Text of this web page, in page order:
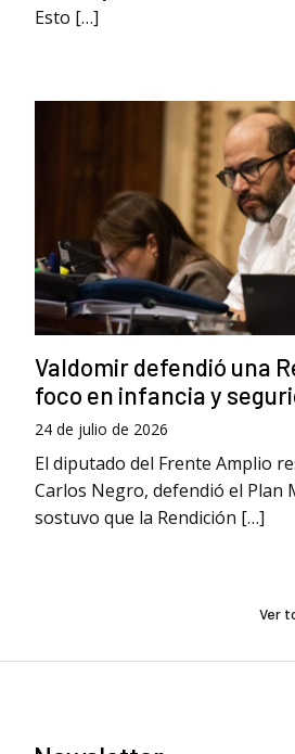
Esto […]
Valdomir defendió una
foco en infancia y
24 de julio de 2026
El diputado del Frente Amplio
Carlos Negro, defendió el Plan
sostuvo que la Rendición […]
Ver